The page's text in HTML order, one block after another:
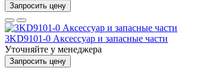
Запросить цену
3KD9101-0 Аксессуар и запасные части
Уточняйте у менеджера
Запросить цену